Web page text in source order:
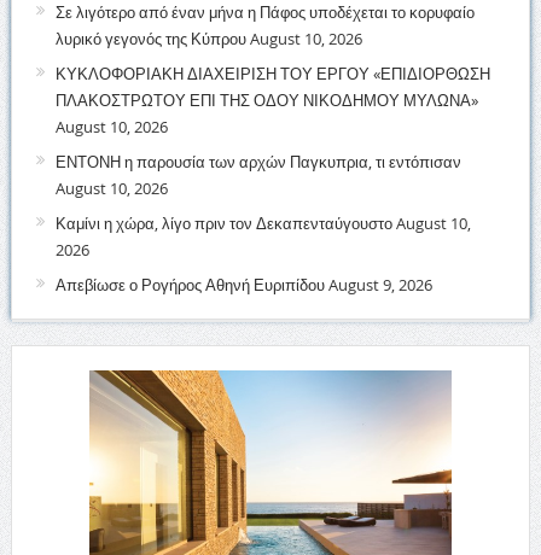
Σε λιγότερο από έναν μήνα η Πάφος υποδέχεται το κορυφαίο
λυρικό γεγονός της ΚύπρουAugust 10, 2026
ΚΥΚΛΟΦΟΡΙΑΚΗ ΔΙΑΧΕΙΡΙΣΗ ΤΟΥ ΕΡΓΟΥ «ΕΠΙΔΙΟΡΘΩΣΗ
ΠΛΑΚΟΣΤΡΩΤΟΥ ΕΠΙ ΤΗΣ ΟΔΟΥ ΝΙΚΟΔΗΜΟΥ ΜΥΛΩΝΑ»
August 10, 2026
ΕΝΤΟΝΗ η παρουσία των αρχών Παγκυπρια, τι εντόπισαν
August 10, 2026
Καμίνι η χώρα, λίγο πριν τον ΔεκαπενταύγουστοAugust 10,
2026
Απεβίωσε ο Ρογήρος Αθηνή ΕυριπίδουAugust 9, 2026